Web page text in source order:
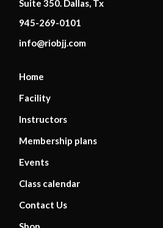
Suite 350. Dallas, Tx
945-269-0101
info@riobjj.com
Home
Facility
Instructors
Membership plans
Events
Class calendar
Contact Us